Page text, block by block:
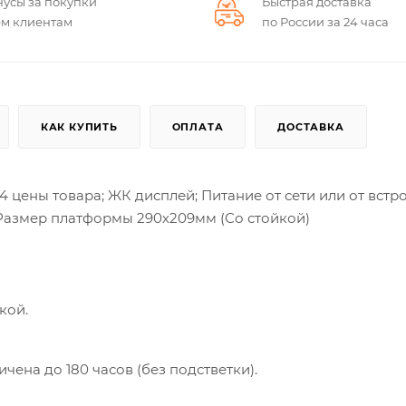
клиентам
по России за 24 часа
КАК КУПИТЬ ОПЛАТА ДОСТАВКА
цены товара; ЖК дисплей; Питание от сети или от
платформы 290х209мм (Со стойкой)
до 180 часов (без подстветки).